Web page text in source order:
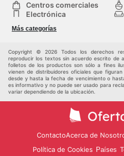
Centros comerciales
Electrónica
Deporte
Moda
Más categorías
Copyright © 2026 Todos los derechos
reproducir los textos sin acuerdo escrito de
folletos de los productos son sólo a fines
vienen de distribuidores oficiales que
desde y hasta la fecha de vencimiento o
es informativo y no puede ser usado para
variar dependiendo de la ubicación.
ContactoAcerca de
Política de Cookies Países